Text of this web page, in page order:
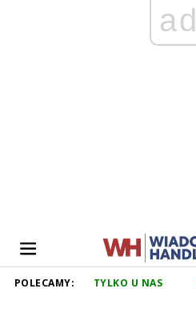
ad
POLECAMY: TYLKO U NAS